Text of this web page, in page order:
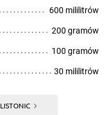
600 mililitrów
200 gramów
100 gramów
30 mililitrów
LISTONIC